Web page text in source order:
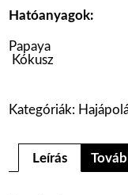
Hatóanyagok:
Papaya
Kókusz
Kategóriák:
Leírás